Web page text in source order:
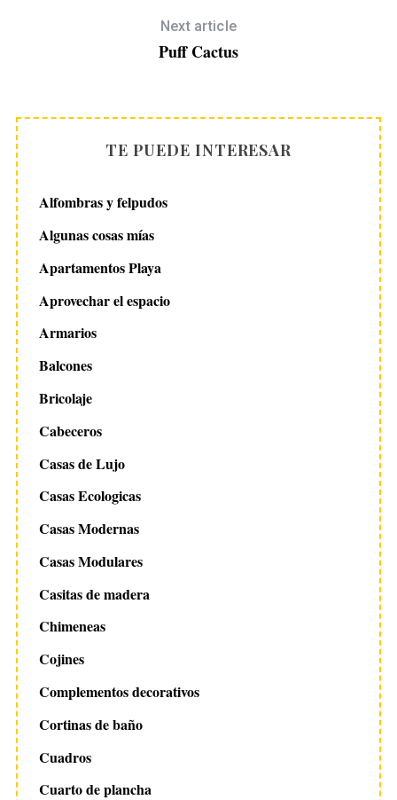
Next article
Puff Cactus
TE PUEDE INTERESAR
Alfombras y felpudos
Algunas cosas mías
Apartamentos Playa
Aprovechar el espacio
Armarios
Balcones
Bricolaje
Cabeceros
Casas de Lujo
Casas Ecologicas
Casas Modernas
Casas Modulares
Casitas de madera
Chimeneas
Cojines
Complementos decorativos
Cortinas de baño
Cuadros
Cuarto de plancha